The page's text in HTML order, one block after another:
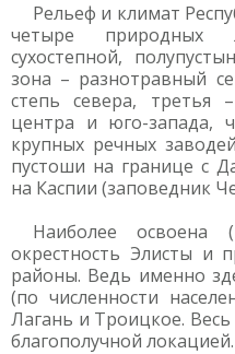
Рельеф и климат
четыре природных
сухостепной,
зона – разнотравный
степь севера,
центра и юго-запада,
крупных речных
пустоши на границе с
на Каспии (заповедник
Наиболее освоена
окрестность Элисты и
районы. Ведь именно
(по численности
Лагань и Троицкое. Весь
благополучной локацией.